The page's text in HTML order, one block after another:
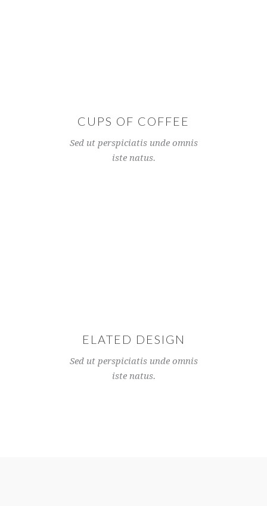
CUPS OF COFFEE
Sed ut perspiciatis unde omnis
iste natus.
ELATED DESIGN
Sed ut perspiciatis unde omnis
iste natus.